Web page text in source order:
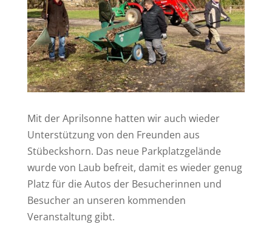
Mit der Aprilsonne hatten wir auch wieder
Unterstützung von den Freunden aus
Stübeckshorn. Das neue Parkplatzgelände
wurde von Laub befreit, damit es wieder genug
Platz für die Autos der Besucherinnen und
Besucher an unseren kommenden
Veranstaltung gibt.